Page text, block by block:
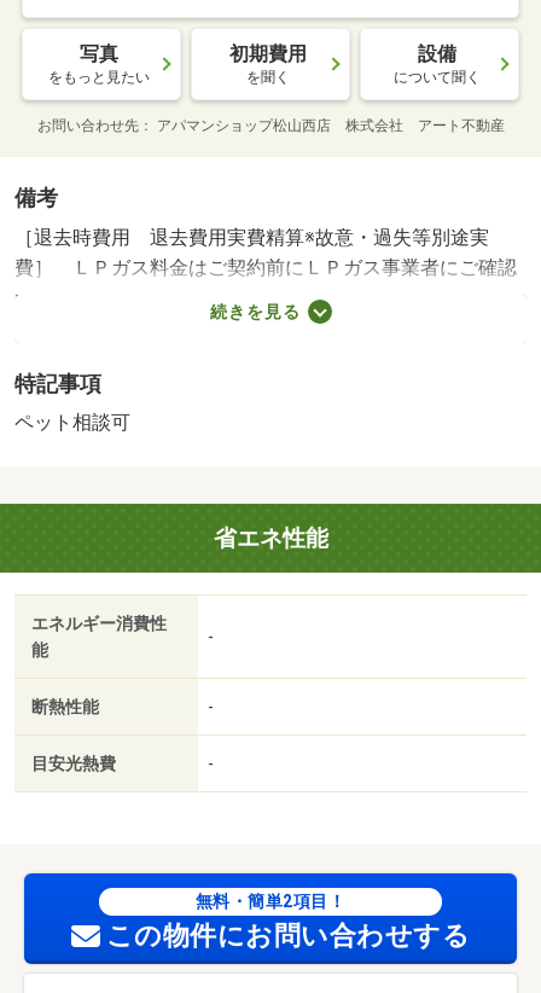
写真
をもっと見たい
初期費用
を聞く
設備
について聞く
お問い合わせ先 アパマンショップ松山西店 株式会社 アート不動産
備考
［退去時費用 退去費用実費精算※故意・過失等別途実
費］ ＬＰガス料金はご契約前にＬＰガス事業者にご確認
いただけます。 水道料は家賃と一緒にお支払 ルームク
リーニング料金にエアコンクリーニング費用含む 小型犬
人契約個人負担分について】法人契約とする場合、個 Ｎ
Ｏ：１００３２９０５３９・賃貸保証等：加入要（機関保
等：上下水道料３，０００円／月・オンライン内見も可能
です♪自宅でも気になる物件が見学できます！お友達紹介キ
ャンペーンも実施中！お気軽にお問い合わせくださ
い！！・バイク置場：なし・駐輪場：有/室内清掃費
用 60500円/Ｄ－ｒｏｏｍＣａｒｄキー料金 16500円/ＩＣ
ロック電池（初回） 2750円
続きを見る
特記事項
ペット相談可
省エネ性能
エネルギー消費性
能
-
断熱性能 -
目安光熱費 -
無料・簡単2項目！
この物件にお問い合わせする